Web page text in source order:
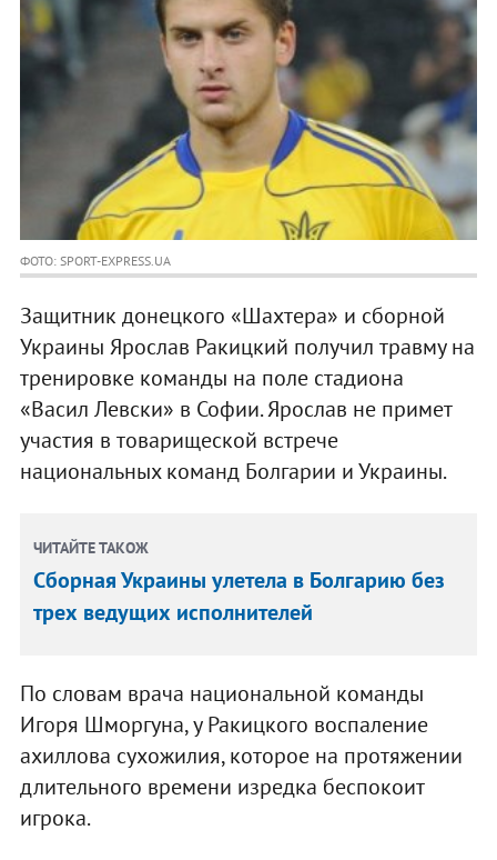
ФОТО: SPORT-EXPRESS.UA
Защитник донецкого «Шахтера» и сборной
Украины Ярослав Ракицкий получил травму на
тренировке команды на поле стадиона
«Васил Левски» в Софии. Ярослав не примет
участия в товарищеской встрече
национальных команд Болгарии и Украины.
ЧИТАЙТЕ ТАКОЖ
Сборная Украины улетела в Болгарию без
трех ведущих исполнителей
По словам врача национальной команды
Игоря Шморгуна, у Ракицкого воспаление
ахиллова сухожилия, которое на протяжении
длительного времени изредка беспокоит
игрока.